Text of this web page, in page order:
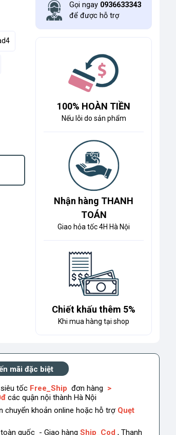
Gọi ngay 0936633343
để được hỗ trợ
100% HOÀN TIỀN
Nếu lỗi do sản phẩm
Nhận hàng THANH
TOÁN
Giao hỏa tốc 4H Hà Nội
Chiết khấu thêm 5%
Khi mua hàng tại shop
mãi đặc biệt
tốc Free_Ship đơn hàng >
các quận nội thành Hà Nội
chuyển khoản online hoặc hỗ trợ Quẹt
quốc - Giao hàng Ship_Cod , Thanh